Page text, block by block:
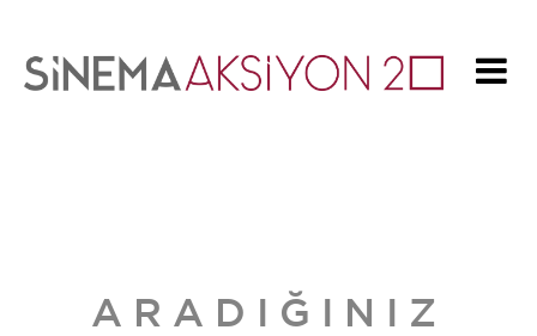
ARADIĞINIZ